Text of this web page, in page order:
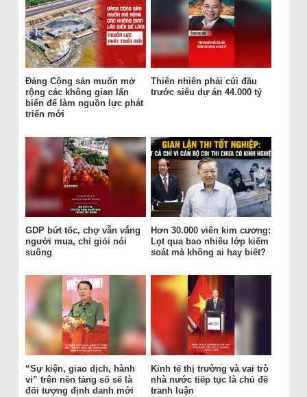
Đảng Cộng sản muốn mở
rộng các không gian lấn
biển để làm nguồn lực phát
triển mới
Thiên nhiên phải cúi đầu
trước siêu dự án 44.000 tỷ
GDP bứt tốc, chợ vẫn vắng
người mua, chỉ giỏi nói
suông
Hơn 30.000 viên kim cương:
Lọt qua bao nhiêu lớp kiểm
soát mà không ai hay biết?
“Sự kiện, giao dịch, hành
vi” trên nền tảng số sẽ là
đối tượng định danh mới
Kinh tế thị trường và vai trò
nhà nước tiếp tục là chủ đề
tranh luận